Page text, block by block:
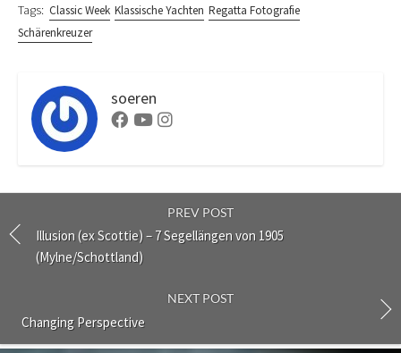
Tags: Classic Week Klassische Yachten Regatta Fotografie
Schärenkreuzer
soeren
Facebook
YoutubeInstagram
PREV POST
Illusion (ex Scottie) – 7 Segellängen von 1905
(Mylne/Schottland)
NEXT POST
Changing Perspective